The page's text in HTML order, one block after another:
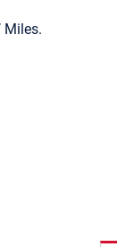
Miles.